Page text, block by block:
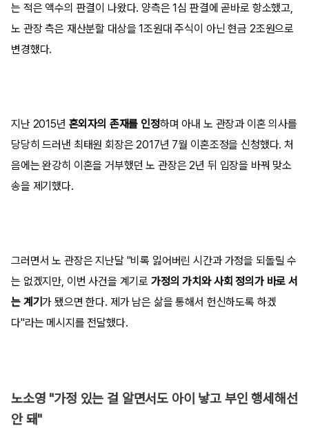
는 적은 액수의 판결이 나왔다. 양측은 1심 판결에 곧바로 항소했고,
노 관장 측은 재산분할 대상을 1조원대 주식이 아닌 현금 2조원으로
변경했다.
지난 2015년 혼외자의 존재를 인정하며 아내 노 관장과 이혼 의사를
당당히 드러낸 최태원 회장은 2017년 7월 이혼조정을 신청했다. 처
음에는 완강히 이혼을 거부했던 노 관장은 2년 뒤 입장을 바꿔 맞소
송을 제기했다.
그러면서 노 관장은 지난달 "비록 잃어버린 시간과 가정을 되돌릴 수
는 없겠지만, 이번 사건을 계기로 가정의 가치와 사회 정의가 바로 서
는 계기가 됐으면 한다. 제가 남은 삶을 통해서 헌신하도록 하겠
다"라는 메시지를 전달했다.
노소영 "가정 있는 걸 알면서도 아이 낳고 부인 행세해선
안 돼"